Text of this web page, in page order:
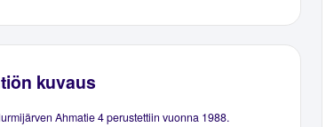
kuvaus
Ahmatie 4 perustettiin vuonna 1988.